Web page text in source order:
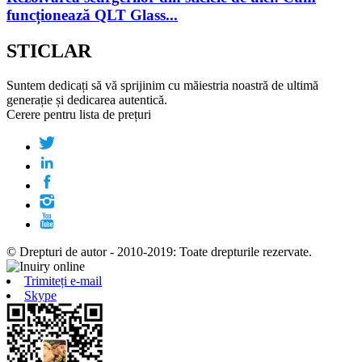
funcționează QLT Glass...
STICLAR
Suntem dedicați să vă sprijinim cu măiestria noastră de ultimă
generație și dedicarea autentică.
Cerere pentru lista de prețuri
© Drepturi de autor - 2010-2019: Toate drepturile rezervate.
Trimiteți e-mail
Skype